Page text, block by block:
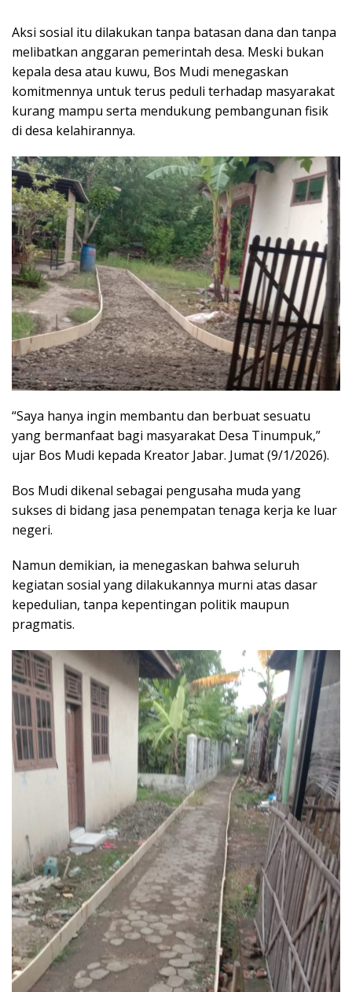
Aksi sosial itu dilakukan tanpa batasan dana dan tanpa
melibatkan anggaran pemerintah desa. Meski bukan
kepala desa atau kuwu, Bos Mudi menegaskan
komitmennya untuk terus peduli terhadap masyarakat
kurang mampu serta mendukung pembangunan fisik
di desa kelahirannya.
“Saya hanya ingin membantu dan berbuat sesuatu
yang bermanfaat bagi masyarakat Desa Tinumpuk,”
ujar Bos Mudi kepada Kreator Jabar. Jumat (9/1/2026).
Bos Mudi dikenal sebagai pengusaha muda yang
sukses di bidang jasa penempatan tenaga kerja ke luar
negeri.
Namun demikian, ia menegaskan bahwa seluruh
kegiatan sosial yang dilakukannya murni atas dasar
kepedulian, tanpa kepentingan politik maupun
pragmatis.